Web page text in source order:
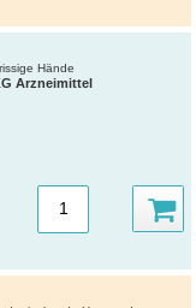
Hände
Arzneimittel